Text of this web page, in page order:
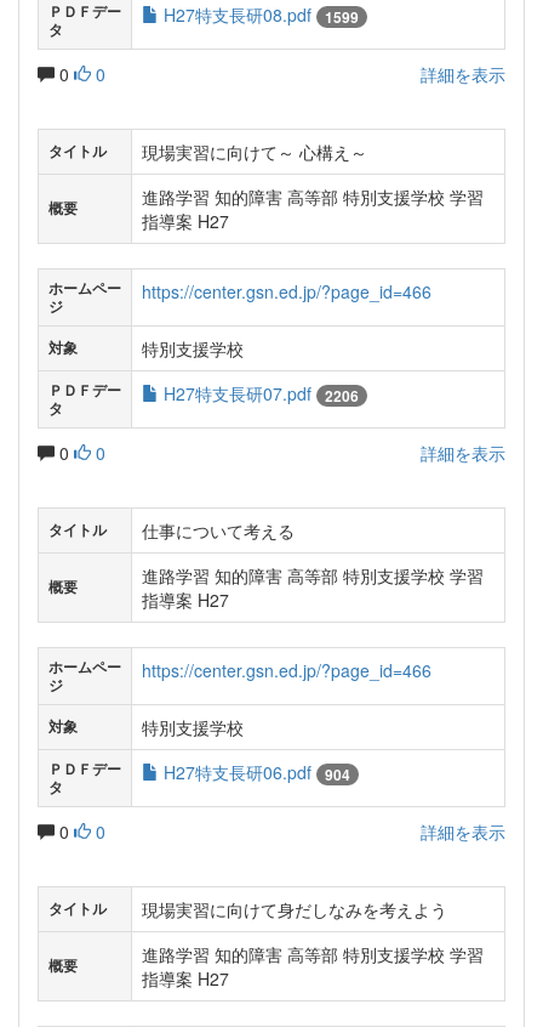
ＰＤＦデー
タ
H27特支長研08.pdf 1599
0 0 詳細を表示
タイトル 現場実習に向けて～ 心構え～
概要
進路学習 知的障害 高等部 特別支援学校 学習
指導案 H27
ホームペー
ジ
https://center.gsn.ed.jp/?page_id=466
対象 特別支援学校
ＰＤＦデー
タ
H27特支長研07.pdf 2206
0 0 詳細を表示
タイトル 仕事について考える
概要
進路学習 知的障害 高等部 特別支援学校 学習
指導案 H27
ホームペー
ジ
https://center.gsn.ed.jp/?page_id=466
対象 特別支援学校
ＰＤＦデー
タ
H27特支長研06.pdf 904
0 0 詳細を表示
タイトル 現場実習に向けて身だしなみを考えよう
概要
進路学習 知的障害 高等部 特別支援学校 学習
指導案 H27